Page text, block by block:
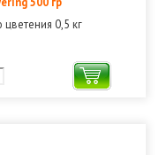
цветения 0,5 кг